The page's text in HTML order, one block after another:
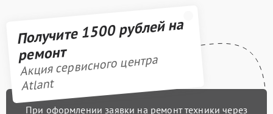
Получите 1500 рублей на
ремонт
Акция сервисного центра
Atlant
При оформлении заявки на ремонт техники через